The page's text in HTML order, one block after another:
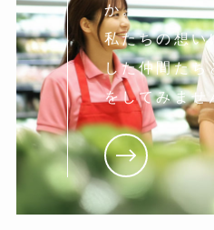
か。
私たちの想い
した仲間た
をしてみませ